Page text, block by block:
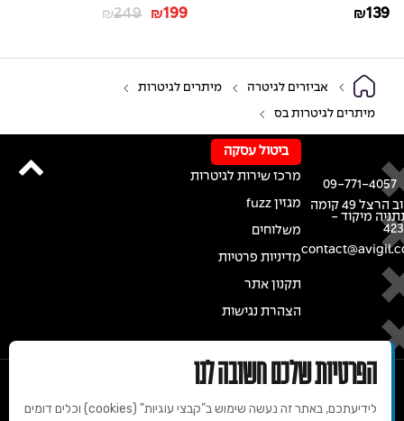
₪139
₪249 ₪199
אביזרים לגיטרה מיתרים לגיטרות
מיתרים לגיטרות בס
רחוב הרצל 49 קומה
מיקוד -
09-771-4057
ביטול עסקה
מרכז שירות לגיטרות
מגזין fuzz
משלוחים
מדיניות פרטיות
תקנון אתר
הצהרת נגישות
הפרטיות שלכם חשובה לנו
לידיעתכם, באתר זה נעשה שימוש ב"קבצי עוגיות" (cookies) וכלים דומים